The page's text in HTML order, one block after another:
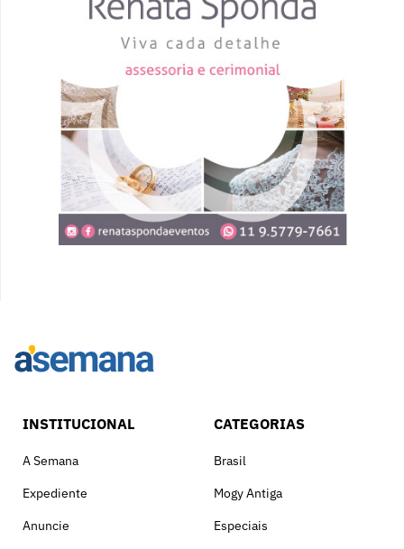
INSTITUCIONAL
A Semana
Expediente
Anuncie
CATEGORIAS
Brasil
Mogy Antiga
Especiais